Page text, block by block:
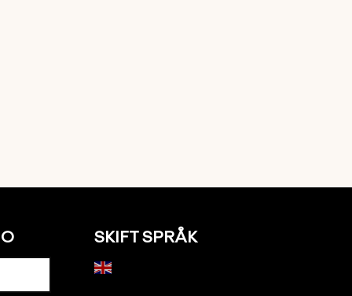
SKIFT SPRÅK